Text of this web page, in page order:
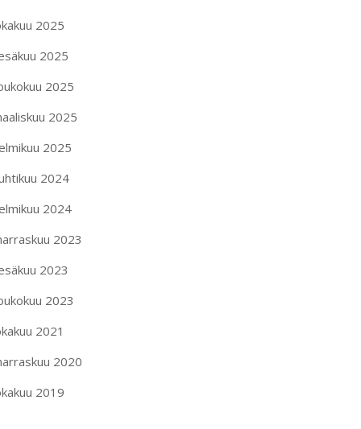
2025
2025
2025
2025
2025
2024
2024
2023
2023
2023
2021
2020
2019